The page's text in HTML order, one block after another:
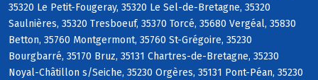
35320 Le Petit-Fougeray, 35320 Le Sel-de-Bretagne, 35320
Saulnières, 35320 Tresboeuf, 35370 Torcé, 35680 Vergéal, 35830
Betton, 35760 Montgermont, 35760 St-Grégoire, 35230
Bourgbarré, 35170 Bruz, 35131 Chartres-de-Bretagne, 35230
Noyal-Châtillon s/Seiche, 35230 Orgères, 35131 Pont-Péan, 35230